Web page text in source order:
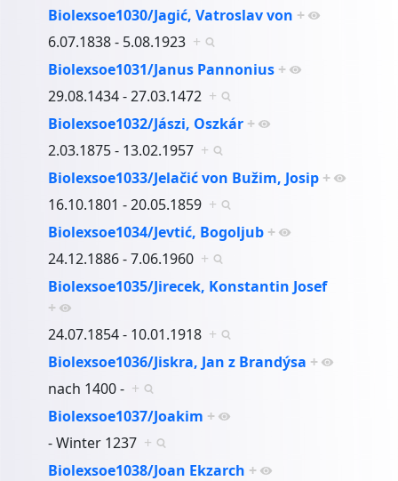
Biolexsoe1030/Jagić, Vatroslav von +
6.07.1838 - 5.08.1923 +
Biolexsoe1031/Janus Pannonius +
29.08.1434 - 27.03.1472 +
Biolexsoe1032/Jászi, Oszkár +
2.03.1875 - 13.02.1957 +
Biolexsoe1033/Jelačić von Bužim, Josip +
16.10.1801 - 20.05.1859 +
Biolexsoe1034/Jevtić, Bogoljub +
24.12.1886 - 7.06.1960 +
Biolexsoe1035/Jirecek, Konstantin Josef
+
24.07.1854 - 10.01.1918 +
Biolexsoe1036/Jiskra, Jan z Brandýsa +
nach 1400 - +
Biolexsoe1037/Joakim +
- Winter 1237 +
Biolexsoe1038/Joan Ekzarch +